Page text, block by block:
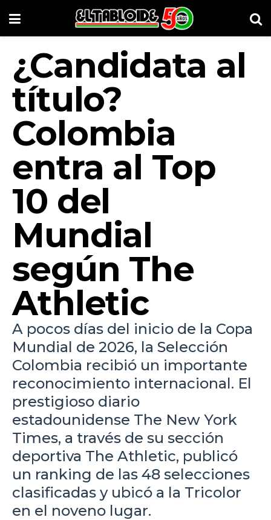
¿Candidata al
título?
Colombia
entra al Top
10 del
Mundial
según The
Athletic
A pocos días del inicio de la Copa
Mundial de 2026, la Selección
Colombia recibió un importante
reconocimiento internacional. El
prestigioso diario
estadounidense The New York
Times, a través de su sección
deportiva The Athletic, publicó
un ranking de las 48 selecciones
clasificadas y ubicó a la Tricolor
en el noveno lugar.